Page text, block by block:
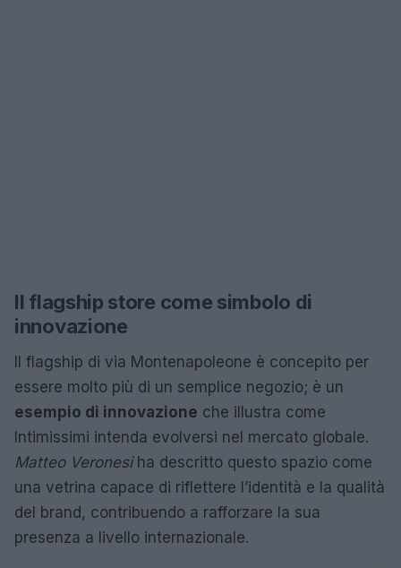
Il flagship store come simbolo di
innovazione
Il flagship di via Montenapoleone è concepito per
essere molto più di un semplice negozio; è un
esempio di innovazione che illustra come
Intimissimi intenda evolversi nel mercato globale.
Matteo Veronesiha descritto questo spazio come
una vetrina capace di riflettere l’identità e la qualità
del brand, contribuendo a rafforzare la sua
presenza a livello internazionale.